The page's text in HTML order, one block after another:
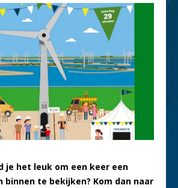
je het leuk om een keer een
binnen te bekijken? Kom dan naar